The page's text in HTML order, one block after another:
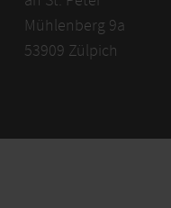
Mühlenberg 9a
53909 Zülpich